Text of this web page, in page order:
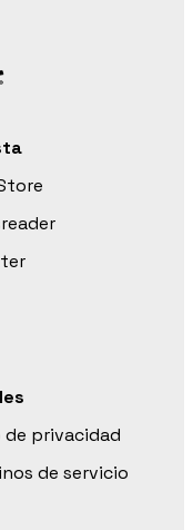
de privacidad
de servicio